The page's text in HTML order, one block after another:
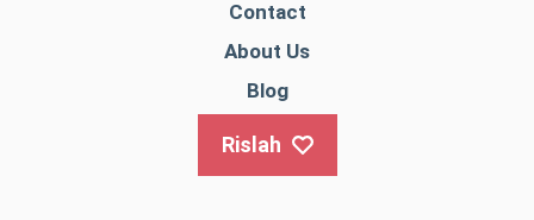
Contact
About Us
Blog
Rislah